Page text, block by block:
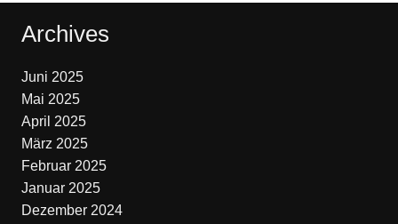
Archives
Juni 2025
Mai 2025
April 2025
März 2025
Februar 2025
Januar 2025
Dezember 2024